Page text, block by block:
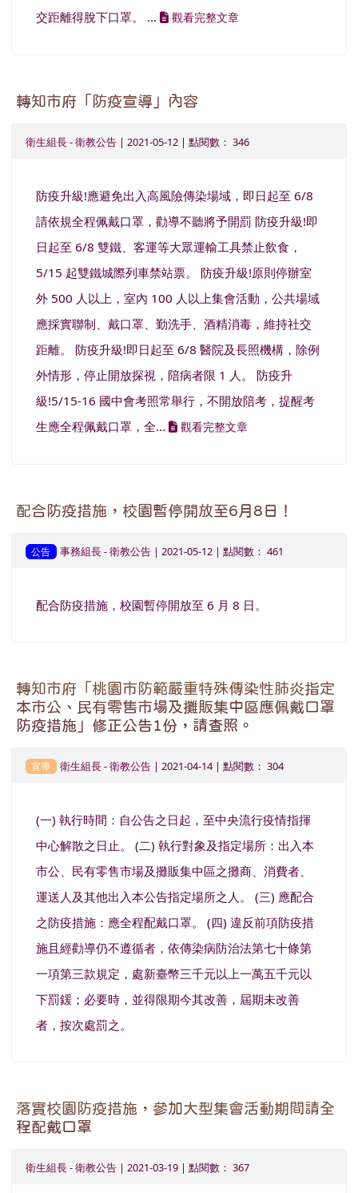
交距離得脫下口罩。 ...
觀看完整文章
轉知市府「防疫宣導」內容
衛生組長-衛教公告 | 2021-05-12 | 點閱數： 346
防疫升級!應避免出入高風險傳染場域，即日起至 6/8
請依規全程佩戴口罩，勸導不聽將予開罰 防疫升級!即
日起至 6/8 雙鐵、客運等大眾運輸工具禁止飲食，
5/15 起雙鐵城際列車禁站票。 防疫升級!原則停辦室
外 500 人以上，室內 100 人以上集會活動，公共場域
應採實聯制、戴口罩、勤洗手、酒精消毒，維持社交
距離。 防疫升級!即日起至 6/8 醫院及長照機構，除例
外情形，停止開放探視，陪病者限 1 人。 防疫升
級!5/15-16 國中會考照常舉行，不開放陪考，提醒考
生應全程佩戴口罩，全...
觀看完整文章
配合防疫措施，校園暫停開放至6月8日！
公告 事務組長-衛教公告| 2021-05-12 | 點閱數： 461
配合防疫措施，校園暫停開放至 6 月 8 日。
轉知市府「桃園市防範嚴重特殊傳染性肺炎指定
本市公、民有零售市場及攤販集中區應佩戴口罩
防疫措施」修正公告1份，請查照。
宣導 衛生組長-衛教公告| 2021-04-14 | 點閱數： 304
(一) 執行時間：自公告之日起，至中央流行疫情指揮
中心解散之日止。 (二) 執行對象及指定場所：出入本
市公、民有零售市場及攤販集中區之攤商、消費者、
運送人及其他出入本公告指定場所之人。 (三) 應配合
之防疫措施：應全程配戴口罩。 (四) 違反前項防疫措
施且經勸導仍不遵循者，依傳染病防治法第七十條第
一項第三款規定，處新臺幣三千元以上一萬五千元以
下罰鍰；必要時，並得限期今其改善，屆期未改善
者，按次處罰之。
落實校園防疫措施，參加大型集會活動期間請全
程配戴口罩
衛生組長-衛教公告 | 2021-03-19 | 點閱數： 367